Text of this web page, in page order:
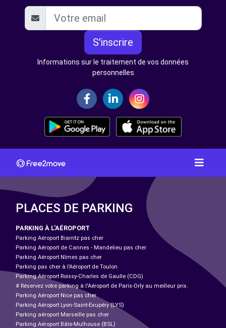
S'inscrire
Informations sur le traitement de vos données
personnelles
PLACES DE PARKING
PARKING À L'AÉROPORT
Parking Aéroport Biarritz pas cher
Parking Aéroport de Cannes - Mandelieu pas cher
Parking Aéroport Nîmes pas cher
Parking pas cher à l’Aéroport de Toulon
Parking Aéroport Roissy-Charles de Gaulle (CDG)
# Réservez votre parking à l'Aéroport de Paris-Orly au meilleur prix.
Parking Aéroport Nice pas cher
Parking Aéroport Lyon-Saint-Exupéry (LYS)
Parking aéroport Marseille pas cher
Parking Aéroport Bâle-Mulhouse (BSL)